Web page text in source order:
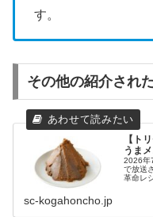
す。
その他の紹介され
【ト
うま
2026年
で放送
革命レ
sc-kogahoncho.jp